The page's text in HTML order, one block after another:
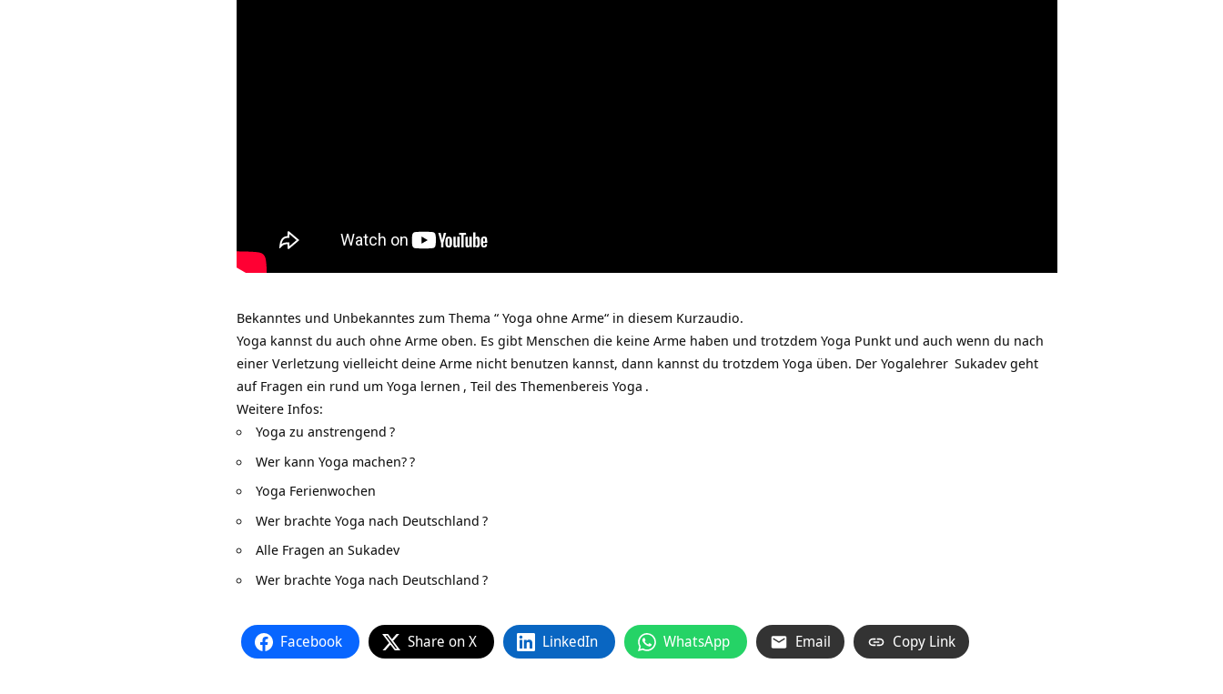
Bekanntes und Unbekanntes zum Thema “ Yoga ohne Arme“ in diesem Kurzaudio.
Yoga kannst du auch ohne Arme oben. Es gibt Menschen die keine Arme haben und trotzdem Yoga Punkt und auch wenn du nach
einer Verletzung vielleicht deine Arme nicht benutzen kannst, dann kannst du trotzdem Yoga üben. Der Yogalehrer Sukadev geht
auf Fragen ein rund um Yoga lernen , Teil des Themenbereis Yoga .
Weitere Infos:
Yoga zu anstrengend ?
Wer kann Yoga machen??
Yoga Ferienwochen
Wer brachte Yoga nach Deutschland ?
Alle Fragen an Sukadev
Wer brachte Yoga nach Deutschland ?
Facebook Share on X LinkedIn WhatsApp Email Copy Link